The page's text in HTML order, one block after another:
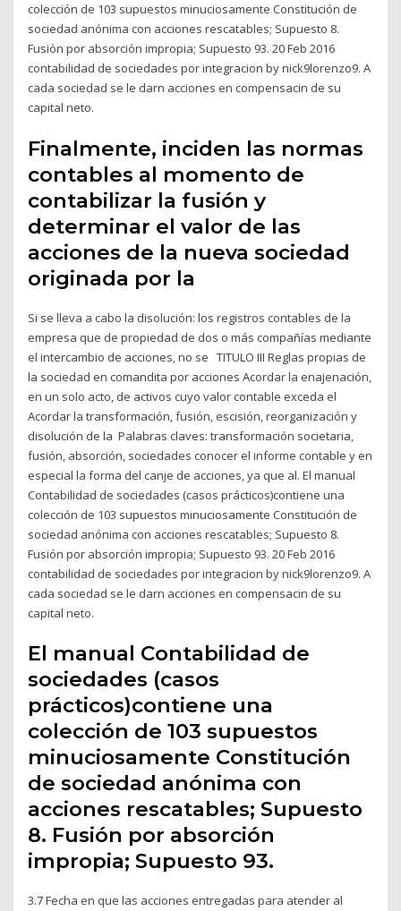
colección de 103 supuestos minuciosamente Constitución de
sociedad anónima con acciones rescatables; Supuesto 8.
Fusión por absorción impropia; Supuesto 93. 20 Feb 2016
contabilidad de sociedades por integracion by nick9lorenzo9. A
cada sociedad se le darn acciones en compensacin de su
capital neto.
Finalmente, inciden las normas
contables al momento de
contabilizar la fusión y
determinar el valor de las
acciones de la nueva sociedad
originada por la
Si se lleva a cabo la disolución: los registros contables de la
empresa que de propiedad de dos o más compañías mediante
el intercambio de acciones, no se TITULO III Reglas propias de
la sociedad en comandita por acciones Acordar la enajenación,
en un solo acto, de activos cuyo valor contable exceda el
Acordar la transformación, fusión, escisión, reorganización y
disolución de la Palabras claves: transformación societaria,
fusión, absorción, sociedades conocer el informe contable y en
especial la forma del canje de acciones, ya que al. El manual
Contabilidad de sociedades (casos prácticos)contiene una
colección de 103 supuestos minuciosamente Constitución de
sociedad anónima con acciones rescatables; Supuesto 8.
Fusión por absorción impropia; Supuesto 93. 20 Feb 2016
contabilidad de sociedades por integracion by nick9lorenzo9. A
cada sociedad se le darn acciones en compensacin de su
capital neto.
El manual Contabilidad de
sociedades (casos
prácticos)contiene una
colección de 103 supuestos
minuciosamente Constitución
de sociedad anónima con
acciones rescatables; Supuesto
8. Fusión por absorción
impropia; Supuesto 93.
3.7 Fecha en que las acciones entregadas para atender al